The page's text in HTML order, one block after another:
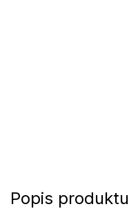
Popis produktu